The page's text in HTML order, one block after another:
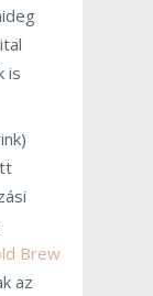
is
Brew
az